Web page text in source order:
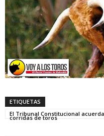
ETIQUETAS
El Tribunal Constitucional
corridas de toros